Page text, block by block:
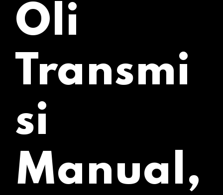
Oli
Transmi
si
Manual,